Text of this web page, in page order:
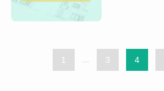
1 3 4